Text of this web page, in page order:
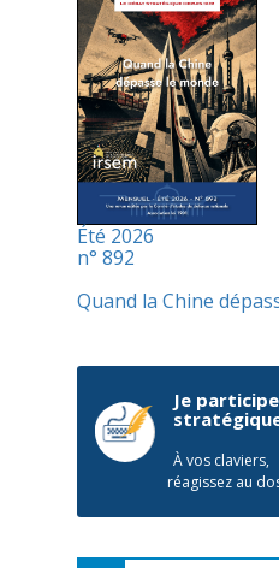
Été 2026
n° 892
Quand la Chine
Je
À vos claviers,
réagissez au